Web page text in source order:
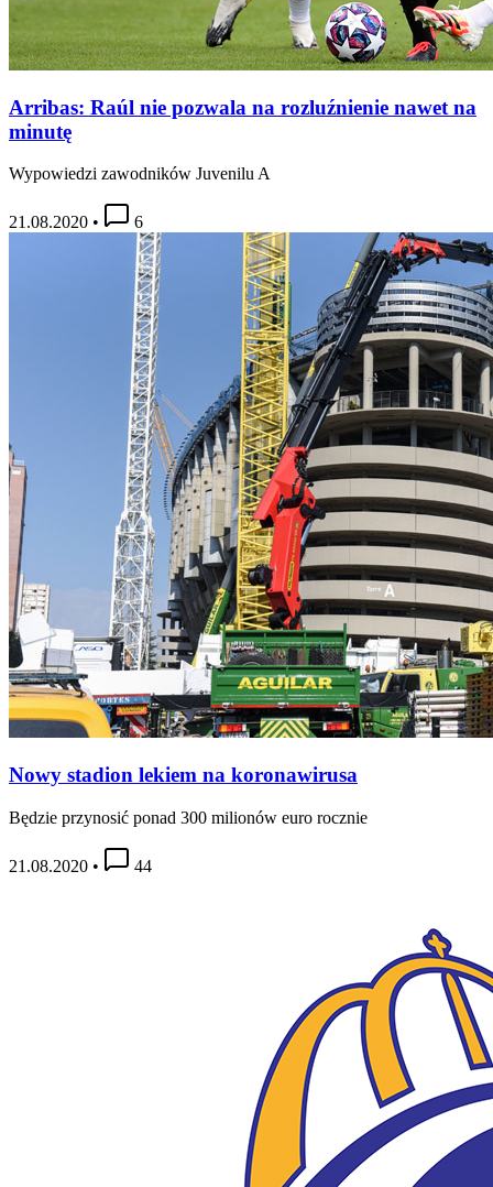
Arribas: Raúl nie pozwala na rozluźnienie nawet na
minutę
Wypowiedzi zawodników Juvenilu A
21.08.2020 • 6
Nowy stadion lekiem na koronawirusa
Będzie przynosić ponad 300 milionów euro rocznie
21.08.2020 • 44